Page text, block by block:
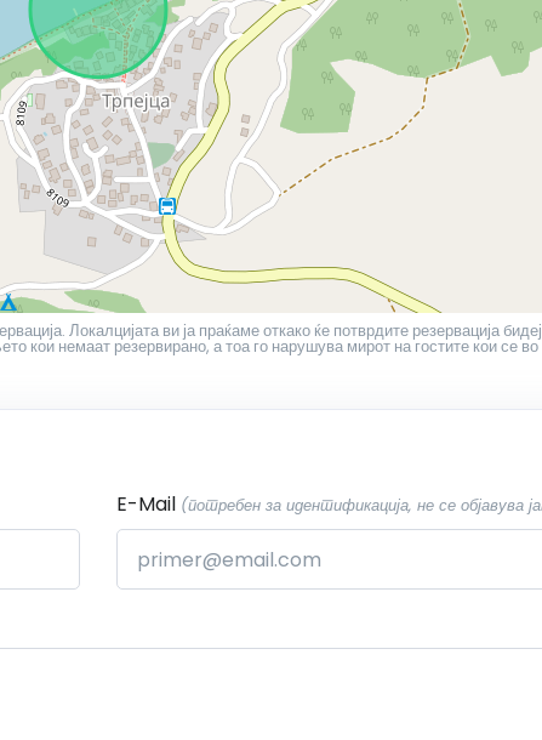
Локалцијата ви ја праќаме откако ќе потврдите резервација
кои немаат резервирано, а тоа го нарушува мирот на гостите кои се во
E-Mail (потребен за идентификација, не се објавува